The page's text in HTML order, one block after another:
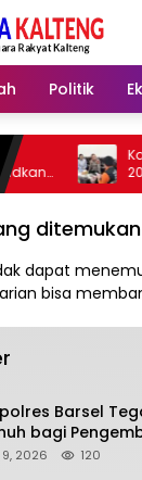
Politik
Kapolres Barsel
2026, Ajak Pelaku
yang Jujur
ditemukan
dapat
bisa
Barsel
bagi
Tengah
2026 120